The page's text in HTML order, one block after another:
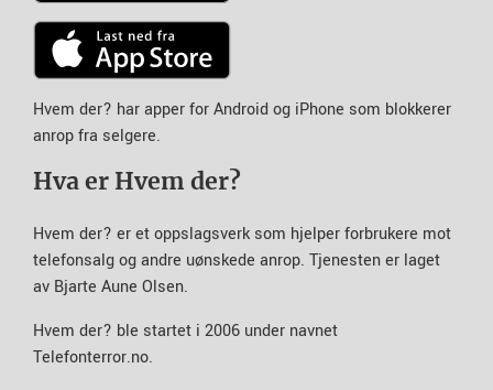
Hvem der? har apper for Android og iPhone som blokkerer
anrop fra selgere.
Hva er Hvem der?
Hvem der? er et oppslagsverk som hjelper forbrukere mot
telefonsalg og andre uønskede anrop. Tjenesten er laget
av Bjarte Aune Olsen.
Hvem der? ble startet i 2006 under navnet
Telefonterror.no.